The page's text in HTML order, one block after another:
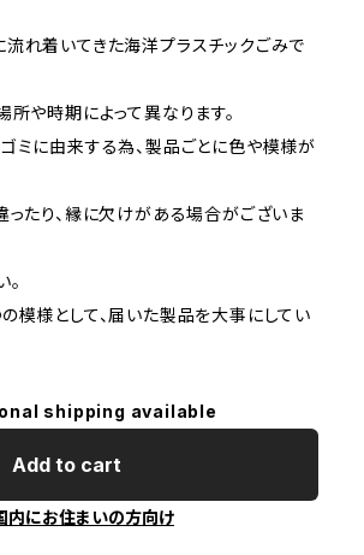
れ着いてきた海洋プラスチックごみで
や時期によって異なります。
ミに由来する為、製品ごとに色や模様が
ったり、縁に欠けがある場合がございま
模様として、届いた製品を大事にしてい
shipping available
Add to cart
内にお住まいの方向け